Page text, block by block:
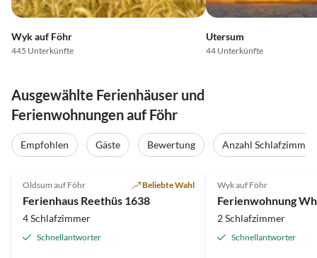
Wyk auf Föhr
445 Unterkünfte
Utersum
44 Unterkünfte
Ausgewählte Ferienhäuser und
Ferienwohnungen auf Föhr
Empfohlen Gäste Bewertung Anzahl Schlafzimmer
Oldsum auf Föhr Beliebte Wahl
Ferienhaus Reethüs 1638
4 Schlafzimmer
Schnellantworter
Wyk auf Föhr
Ferienwohnung
2 Schlafzimmer
Schnellantworter